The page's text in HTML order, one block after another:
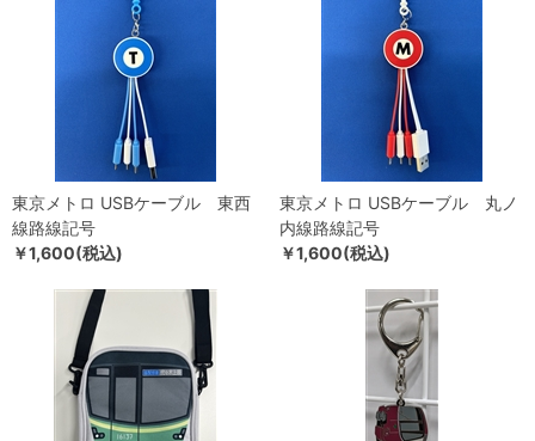
東京メトロ USBケーブル 東西
線路線記号
￥1,600(税込)
東京メトロ USBケーブル 丸ノ
内線路線記号
￥1,600(税込)